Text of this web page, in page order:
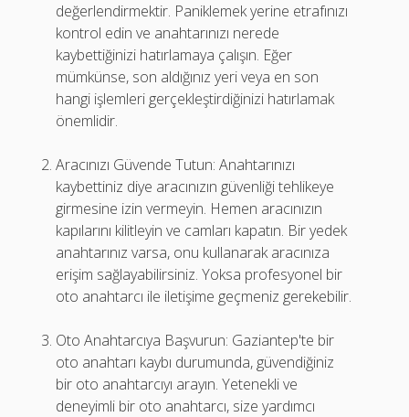
değerlendirmektir. Paniklemek yerine etrafınızı
kontrol edin ve anahtarınızı nerede
kaybettiğinizi hatırlamaya çalışın. Eğer
mümkünse, son aldığınız yeri veya en son
hangi işlemleri gerçekleştirdiğinizi hatırlamak
önemlidir.
Aracınızı Güvende Tutun: Anahtarınızı
kaybettiniz diye aracınızın güvenliği tehlikeye
girmesine izin vermeyin. Hemen aracınızın
kapılarını kilitleyin ve camları kapatın. Bir yedek
anahtarınız varsa, onu kullanarak aracınıza
erişim sağlayabilirsiniz. Yoksa profesyonel bir
oto anahtarcı ile iletişime geçmeniz gerekebilir.
Oto Anahtarcıya Başvurun: Gaziantep'te bir
oto anahtarı kaybı durumunda, güvendiğiniz
bir oto anahtarcıyı arayın. Yetenekli ve
deneyimli bir oto anahtarcı, size yardımcı